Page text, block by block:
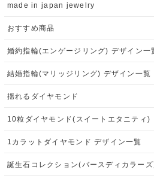
made in japan jewelry
おすすめ商品
婚約指輪(エンゲージリング) デザイン一
結婚指輪(マリッジリング) デザイン一覧
揺れるダイヤモンド
10粒ダイヤモンド(スイートエタニティ)
1カラットダイヤモンド デザイン一覧
誕生石コレクション(バースディカラー